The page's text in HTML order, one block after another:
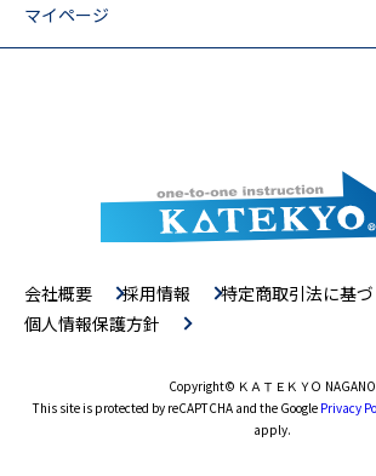
マイページ
会社概要 採用情報
特定商取引法に基
個人情報保護方針
Copyright© ＫＡＴＥＫＹＯ NAGANO
This site is protected by reCAPTCHA and the Google Privacy
apply.